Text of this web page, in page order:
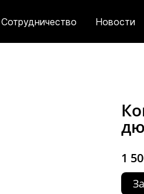
Сотрудничество Новости
1